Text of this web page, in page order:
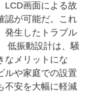
LCD画面による故
認が可能だ。これ
発生したトラブル
低振動設計は、騒
なメリットにな
ルや家庭での設置
不安を大幅に軽減